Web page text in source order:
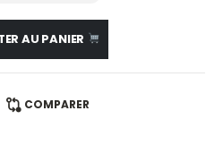
AU PANIER
COMPARER